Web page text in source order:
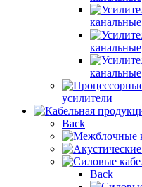
канальные
канальные
канальные
усилители
Back
Back